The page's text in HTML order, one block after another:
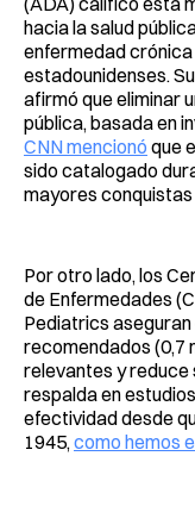
hacia la salud
enfermedad crónica
estadounidenses.
afirmó que eliminar
pública, basada en
CNN mencionó que
sido catalogado
mayores conquistas
Por otro lado, los
de Enfermedades
Pediatrics
recomendados (0,7
relevantes y
respalda en
efectividad desde
1945, como hemos